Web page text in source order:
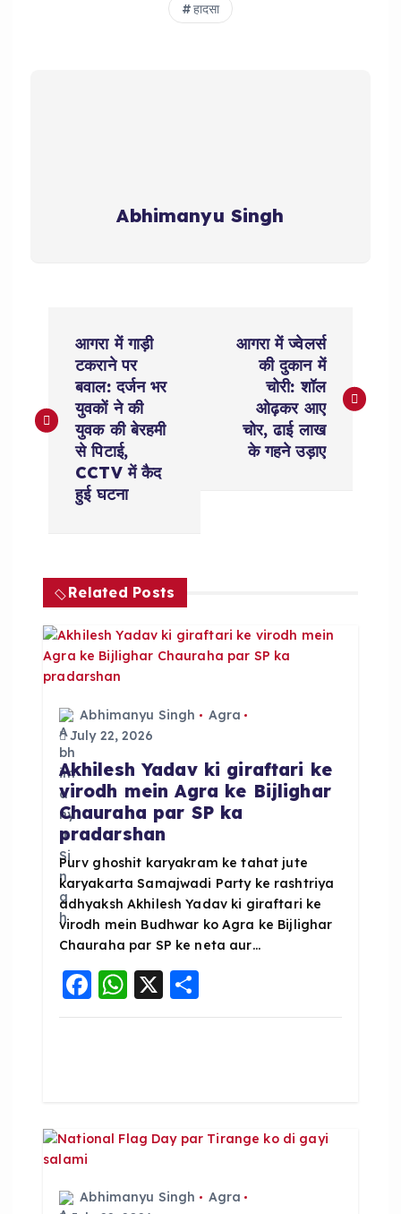
हादसा
Abhimanyu Singh
s
v
g
आगरा में गाड़ी
टकराने पर
बवाल: दर्जन भर
युवकों ने की
युवक की बेरहमी
से पिटाई,
CCTV में कैद
हुई घटना
आगरा में ज्वेलर्स
की दुकान में
चोरी: शॉल
ओढ़कर आए
चोर, ढाई लाख
के गहने उड़ाए
Related Posts
Abhimanyu Singh
Agra
July 22, 2026
Akhilesh Yadav ki giraftari ke
virodh mein Agra ke Bijlighar
Chauraha par SP ka
pradarshan
Purv ghoshit karyakram ke tahat jute
karyakarta Samajwadi Party ke rashtriya
adhyaksh Akhilesh Yadav ki giraftari ke
virodh mein Budhwar ko Agra ke Bijlighar
Chauraha par SP ke neta aur…
F
a
o
k
W
h
p
p
X S
h
Abhimanyu Singh
Agra